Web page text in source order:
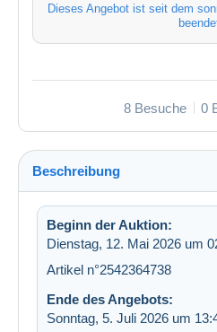
Dieses Angebot ist seit dem
8 Besuche 0
Beschreibung
Beginn der Auktion:
Dienstag, 12. Mai 2026 um
Artikel n°2542364738
Ende des Angebots:
Sonntag, 5. Juli 2026 um